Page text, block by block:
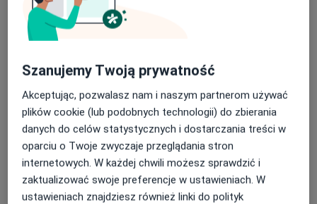
Terapia napięciowych bólów głowy
dorośli
190 zł - 200 zł
Terapia mięśniowo-powięziowa
190 zł - 200 zł Szczegóły Umów wizytę
Terapia manualna
190 zł - 200 zł Szczegóły Umów wizytę
+ 21 usług
Szanujemy Twoją prywatność
Akceptując, pozwalasz nam i naszym partnerom używać
plików cookie (lub podobnych technologii) do zbierania
danych do celów statystycznych i dostarczania treści w
oparciu o Twoje zwyczaje przeglądania stron
internetowych. W każdej chwili możesz sprawdzić i
zaktualizować swoje preferencje w ustawieniach. W
ustawieniach znajdziesz również linki do polityk